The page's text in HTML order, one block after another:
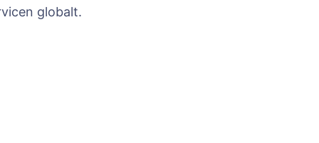
globalt.